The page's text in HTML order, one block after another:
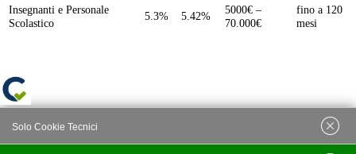
Insegnanti e Personale
Scolastico
5.3% 5.42%
5000€ –
70.000€
fino a 120
mesi
Solo Cookie Tecnici